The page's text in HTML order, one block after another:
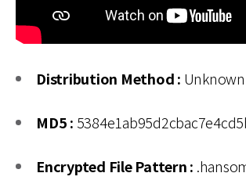
Distribution Method : Unknown
MD5 :
Encrypted File Pattern :